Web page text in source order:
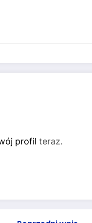
profil teraz.